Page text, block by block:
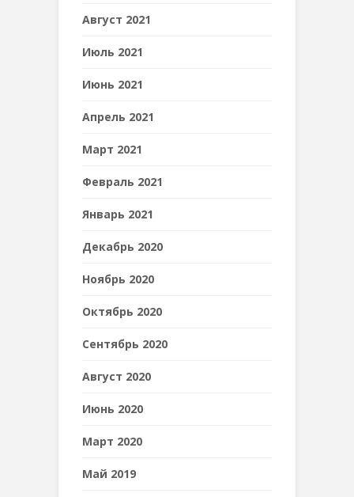
Август 2021
Июль 2021
Июнь 2021
Апрель 2021
Март 2021
Февраль 2021
Январь 2021
Декабрь 2020
Ноябрь 2020
Октябрь 2020
Сентябрь 2020
Август 2020
Июнь 2020
Март 2020
Май 2019